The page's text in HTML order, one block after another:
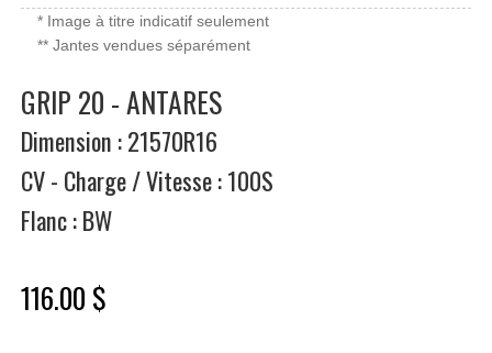
* Image à titre indicatif seulement
** Jantes vendues séparément
GRIP 20 - ANTARES
Dimension : 21570R16
CV - Charge / Vitesse : 100S
Flanc : BW
116.00 $